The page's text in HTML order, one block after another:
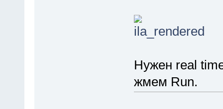
Нужен real
жмем Run.